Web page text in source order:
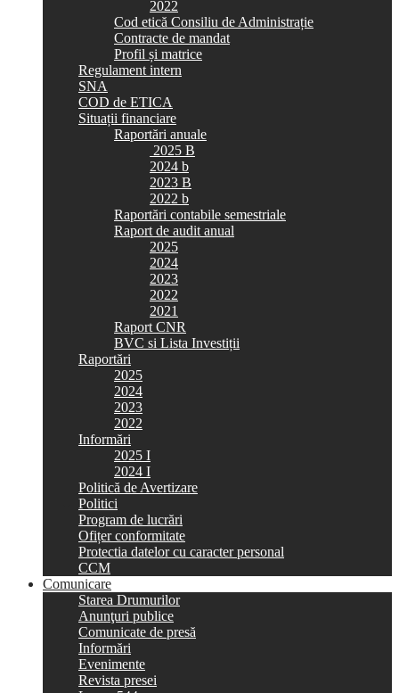
2022
Cod etică Consiliu de Administrație
Contracte de mandat
Profil și matrice
Regulament intern
SNA
COD de ETICA
Situații financiare
Raportări anuale
2025 B
2024 b
2023 B
2022 b
Raportări contabile semestriale
Raport de audit anual
2025
2024
2023
2022
2021
Raport CNR
BVC si Lista Investiții
Raportări
2025
2024
2023
2022
Informări
2025 I
2024 I
Politică de Avertizare
Politici
Program de lucrări
Ofițer conformitate
Protectia datelor cu caracter personal
CCM
Comunicare
Starea Drumurilor
Anunţuri publice
Comunicate de presă
Informări
Evenimente
Revista presei